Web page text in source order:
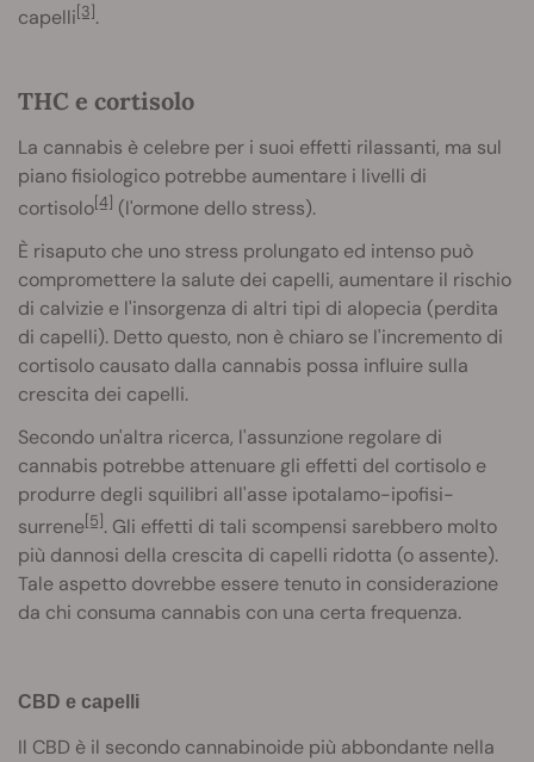
capelli[3].
THC e cortisolo
La cannabis è celebre per i suoi effetti rilassanti, ma sul
piano fisiologico potrebbe aumentare i livelli di
cortisolo[4] (l'ormone dello stress).
È risaputo che uno stress prolungato ed intenso può
compromettere la salute dei capelli, aumentare il rischio
di calvizie e l'insorgenza di altri tipi di alopecia (perdita
di capelli). Detto questo, non è chiaro se l'incremento di
cortisolo causato dalla cannabis possa influire sulla
crescita dei capelli.
Secondo un'altra ricerca, l'assunzione regolare di
cannabis potrebbe attenuare gli effetti del cortisolo e
produrre degli squilibri all'asse ipotalamo-ipofisi-
surrene[5]. Gli effetti di tali scompensi sarebbero molto
più dannosi della crescita di capelli ridotta (o assente).
Tale aspetto dovrebbe essere tenuto in considerazione
da chi consuma cannabis con una certa frequenza.
CBD e capelli
Il CBD è il secondo cannabinoide più abbondante nella